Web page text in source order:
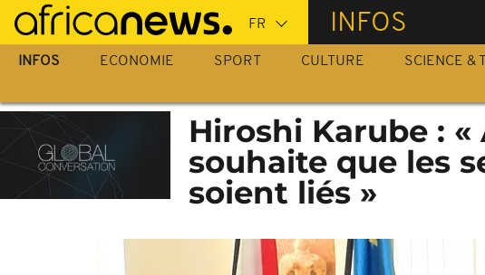
Passer
au
contenu
INFOS
INFOS ECONOMIE SPORT CULTURE SCIENCE &
Hiroshi Karube :
souhaite que les
soient liés »